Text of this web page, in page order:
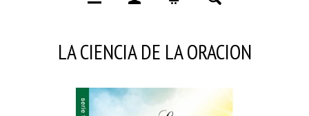
LA CIENCIA DE LA ORACION